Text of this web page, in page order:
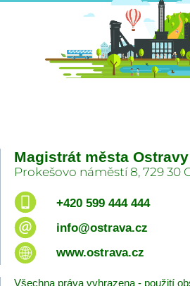
Magistrát města Ostravy
Prokešovo náměstí 8, 729 30
+420 599 444 444
info@ostrava.cz
www.ostrava.cz
Všechna práva vyhrazena - použití